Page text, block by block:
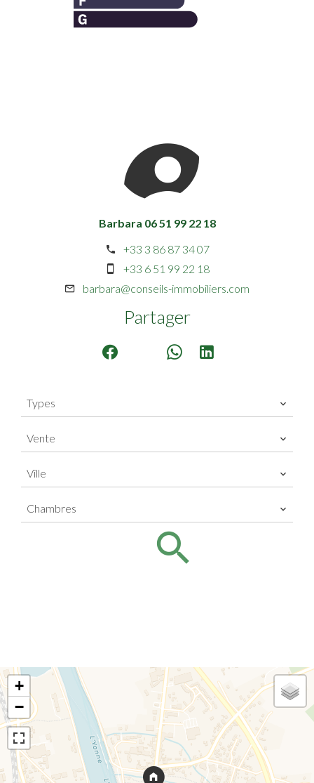
Barbara 06 51 99 22 18
+33 3 86 87 34 07
+33 6 51 99 22 18
barbara@conseils-immobiliers.com
Partager
Types
Vente
Ville
Chambres
+
−